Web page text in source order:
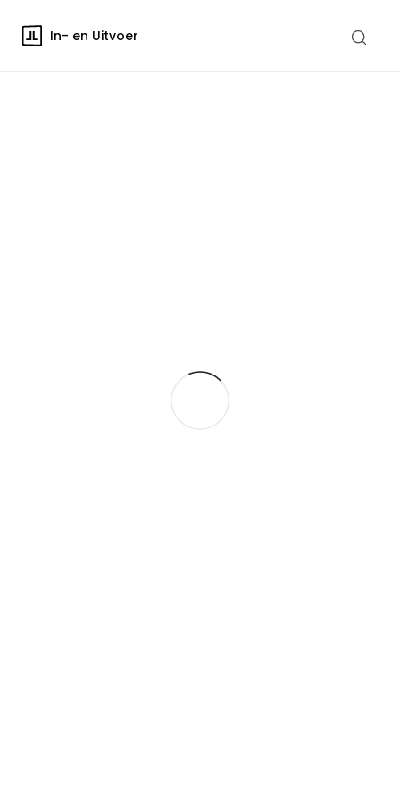
In- en Uitvoer